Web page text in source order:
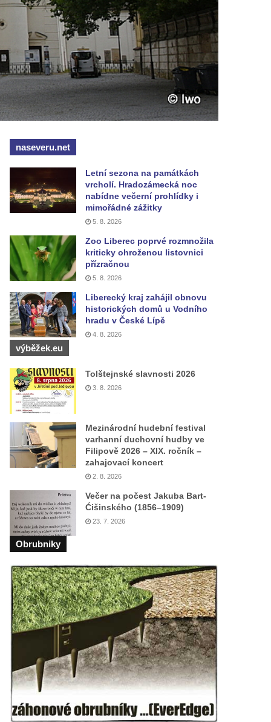
naseveru.net
Letní sezona na památkách
vrcholí. Hradozámecká noc
nabídne večerní prohlídky i
mimořádné zážitky
5. 8. 2026
Zoo Liberec poprvé rozmnožila
kriticky ohroženou listovnici
přízračnou
5. 8. 2026
Liberecký kraj zahájil obnovu
historických domů u Vodního
hradu v České Lípě
4. 8. 2026
výběžek.eu
Tolštejnské slavnosti 2026
3. 8. 2026
Mezinárodní hudební festival
varhanní duchovní hudby ve
Filipově 2026 – XIX. ročník –
zahajovací koncert
2. 8. 2026
Večer na počest Jakuba Bart-
Ćišinského (1856–1909)
23. 7. 2026
Obrubniky